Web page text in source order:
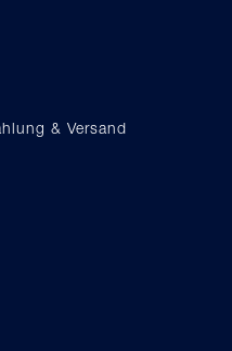
& Versand